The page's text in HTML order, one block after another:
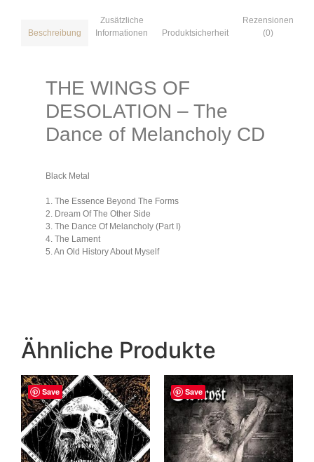
Beschreibung
Zusätzliche
Informationen
Produktsicherheit
Rezensionen
(0)
THE WINGS OF
DESOLATION – The
Dance of Melancholy CD
Black Metal
1. The Essence Beyond The Forms
2. Dream Of The Other Side
3. The Dance Of Melancholy (Part I)
4. The Lament
5. An Old History About Myself
Ähnliche Produkte
Save Save